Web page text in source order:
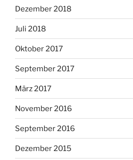
Dezember 2018
Juli 2018
Oktober 2017
September 2017
März 2017
November 2016
September 2016
Dezember 2015